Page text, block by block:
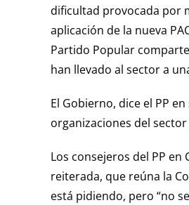
dificultad provocada por
aplicación de la nueva
Partido Popular
han llevado al sector a
El Gobierno, dice el PP
organizaciones del
Los consejeros del PP
reiterada, que reúna la
está pidiendo, pero “no